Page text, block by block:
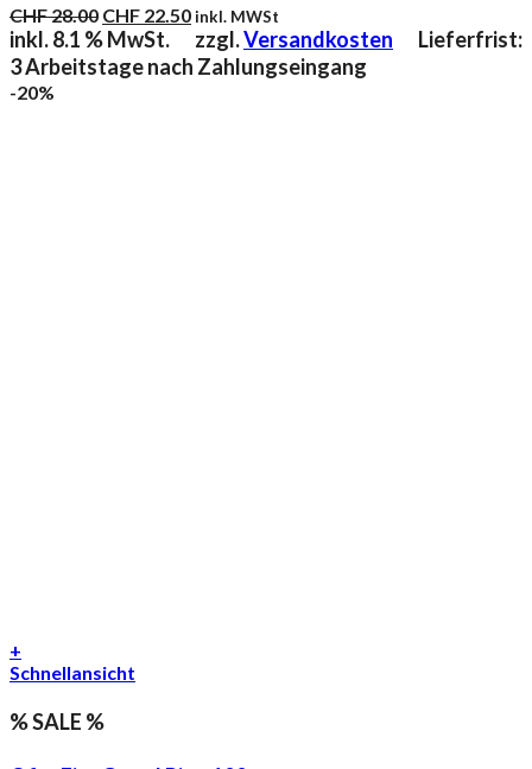
CHF28.00 Ursprünglicher
Preis
war:
CHF 28.00
CHF 22.50Aktueller
Preis
ist:
CHF 22.50.
inkl. MWSt
inkl. 8.1 % MwSt. zzgl.Versandkosten
Lieferfrist:
3 Arbeitstage nach Zahlungseingang
-20%
+
Schnellansicht
% SALE %